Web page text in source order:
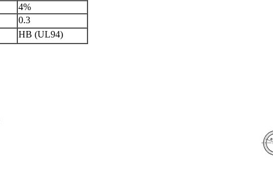
4%
0.3
HB (UL94)